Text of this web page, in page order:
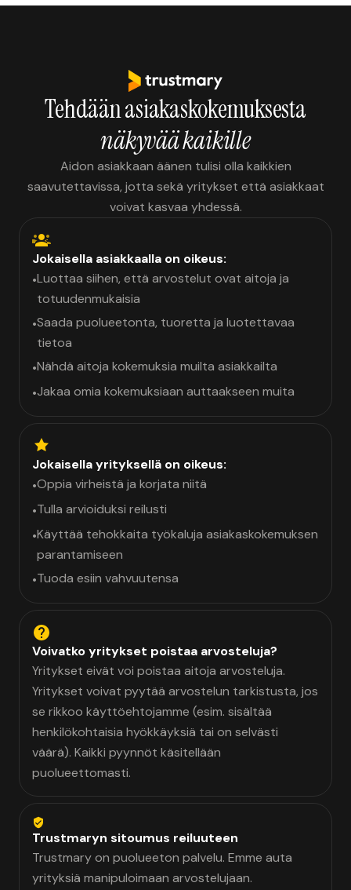
Tehdään asiakaskokemuksesta
näkyvää kaikille
Aidon asiakkaan äänen tulisi olla kaikkien
saavutettavissa, jotta sekä yritykset että asiakkaat
voivat kasvaa yhdessä.
Jokaisella asiakkaalla on oikeus:
•Luottaa siihen, että arvostelut ovat aitoja ja
totuudenmukaisia
•Saada puolueetonta, tuoretta ja luotettavaa
tietoa
•Nähdä aitoja kokemuksia muilta asiakkailta
•Jakaa omia kokemuksiaan auttaakseen muita
Jokaisella yrityksellä on oikeus:
•Oppia virheistä ja korjata niitä
•Tulla arvioiduksi reilusti
•Käyttää tehokkaita työkaluja asiakaskokemuksen
parantamiseen
•Tuoda esiin vahvuutensa
Voivatko yritykset poistaa arvosteluja?
Yritykset eivät voi poistaa aitoja arvosteluja.
Yritykset voivat pyytää arvostelun tarkistusta, jos
se rikkoo käyttöehtojamme (esim. sisältää
henkilökohtaisia hyökkäyksiä tai on selvästi
väärä). Kaikki pyynnöt käsitellään
puolueettomasti.
Trustmaryn sitoumus reiluuteen
Trustmary on puolueeton palvelu. Emme auta
yrityksiä manipuloimaan arvostelujaan.